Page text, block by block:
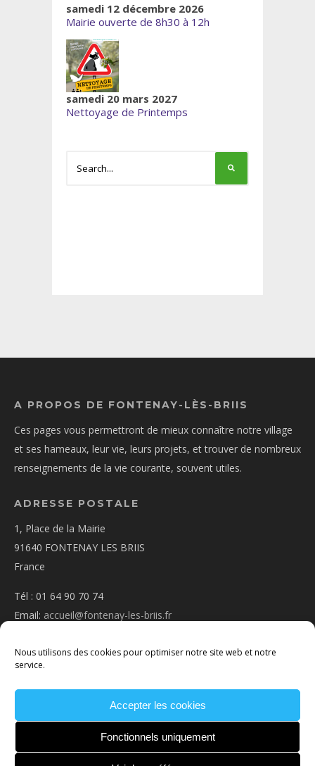
Nous utilisons des cookies pour optimiser notre site web et notre
service.
Accepter les cookies
Fonctionnels uniquement
samedi 12 décembre 2026
Mairie ouverte de 8h30 à 12h
samedi 20 mars 2027
Nettoyage de Printemps
A PROPOS DE FONTENAY-LÈS-BRIIS
Ces pages vous permettront de mieux connaître notre village
et ses hameaux, leur vie, leurs projets, et trouver de nombreux
renseignements de la vie courante, souvent utiles.
ADRESSE POSTALE
1, Place de la Mairie
91640 FONTENAY LES BRIIS
France
Tél : 01 64 90 70 74
Email: accueil@fontenay-les-briis.fr
NOUS CONTACTER
LÉGALES
POLITIQUE DE COOKIES
CONDITIONS
GÉNÉRALES